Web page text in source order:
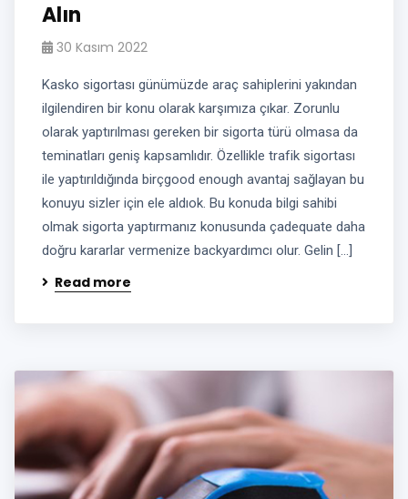
Alın
30 Kasım 2022
Kasko sigortası günümüzde araç sahiplerini yakından
ilgilendiren bir konu olarak karşımıza çıkar. Zorunlu
olarak yaptırılması gereken bir sigorta türü olmasa da
teminatları geniş kapsamlıdır. Özellikle trafik sigortası
ile yaptırıldığında birçgood enough avantaj sağlayan bu
konuyu sizler için ele aldıok. Bu konuda bilgi sahibi
olmak sigorta yaptırmanız konusunda çadequate daha
doğru kararlar vermenize backyardımcı olur. Gelin […]
Read more